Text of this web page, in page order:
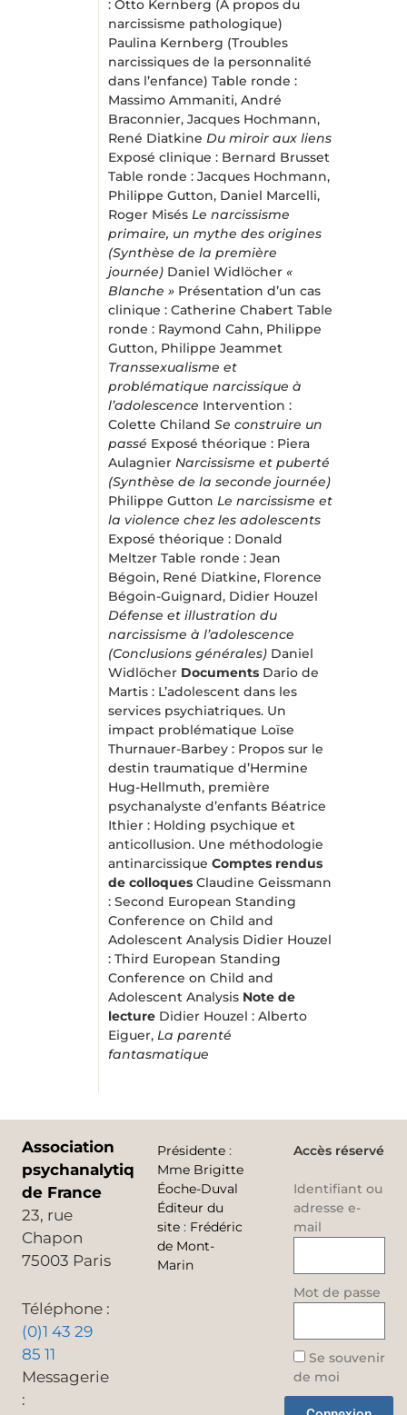
: Otto Kernberg (À propos du
narcissisme pathologique)
Paulina Kernberg (Troubles
narcissiques de la personnalité
dans l’enfance) Table ronde :
Massimo Ammaniti, André
Braconnier, Jacques Hochmann,
René Diatkine Du miroir aux liens
Exposé clinique : Bernard Brusset
Table ronde : Jacques Hochmann,
Philippe Gutton, Daniel Marcelli,
Roger Misés Le narcissisme
primaire, un mythe des origines
(Synthèse de la première
journée) Daniel Widlöcher «
Blanche »Présentation d’un cas
clinique : Catherine Chabert Table
ronde : Raymond Cahn, Philippe
Gutton, Philippe Jeammet
Transsexualisme et
problématique narcissique à
l’adolescence Intervention :
Colette Chiland Se construire un
passé Exposé théorique : Piera
Aulagnier Narcissisme et puberté
(Synthèse de la seconde journée)
Philippe Gutton Le narcissisme et
la violence chez les adolescents
Exposé théorique : Donald
Meltzer Table ronde : Jean
Bégoin, René Diatkine, Florence
Bégoin-Guignard, Didier Houzel
Défense et illustration du
narcissisme à l’adolescence
(Conclusions générales)Daniel
Widlöcher DocumentsDario de
Martis : L’adolescent dans les
services psychiatriques. Un
impact problématique Loïse
Thurnauer-Barbey : Propos sur le
destin traumatique d’Hermine
Hug-Hellmuth, première
psychanalyste d’enfants Béatrice
Ithier : Holding psychique et
anticollusion. Une méthodologie
antinarcissique Comptes rendus
de colloquesClaudine Geissmann
: Second European Standing
Conference on Child and
Adolescent Analysis Didier Houzel
: Third European Standing
Conference on Child and
Adolescent Analysis Note de
lecture Didier Houzel : Alberto
Eiguer, La parenté
fantasmatique
Association
psychanalytique
de France
23, rue
Chapon
75003 Paris
Téléphone :
(0)1 43 29
85 11
Messagerie
:
Présidente :
Mme Brigitte
Éoche-Duval
Éditeur du
site : Frédéric
de Mont-
Marin
Accès réservé
Identifiant ou
adresse e-
mail
Mot de passe
Se souvenir
de moi